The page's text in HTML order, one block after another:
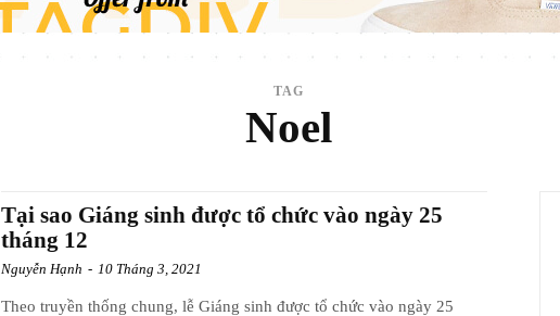
TAG
Noel
Tại sao Giáng sinh được tổ chức vào ngày 25
tháng 12
Nguyễn Hạnh - 10 Tháng 3, 2021
Theo truyền thống chung, lễ Giáng sinh được tổ chức vào ngày 25